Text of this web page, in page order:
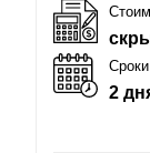
Сроки
2